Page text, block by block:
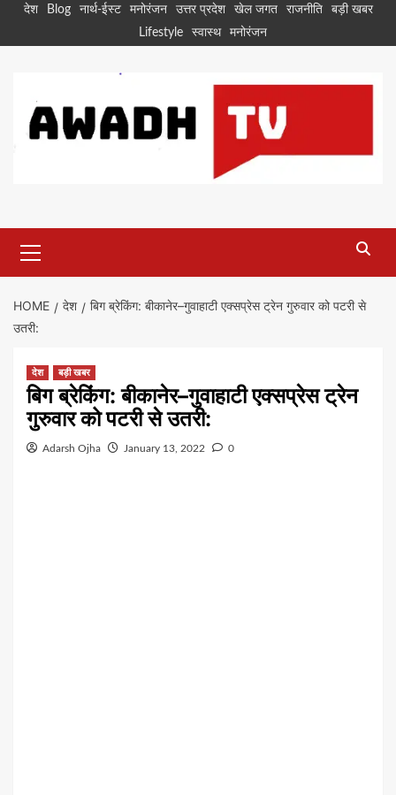
Skipदेश Blog नार्थ-ईस्ट मनोरंजन उत्तर प्रदेश खेल जगत राजनीति
बड़ी खबर
Lifestyle
स्वास्थ मनोरंजन
Menu
HOME देश
बिग ब्रेकिंग: बीकानेर–गुवाहाटी एक्सप्रेस ट्रेन गुरुवार को पटरी से
उतरी:
देश बड़ी खबर
बिग ब्रेकिंग: बीकानेर–गुवाहाटी एक्सप्रेस ट्रेन
गुरुवार को पटरी से उतरी:
Adarsh Ojha January 13, 2022 0